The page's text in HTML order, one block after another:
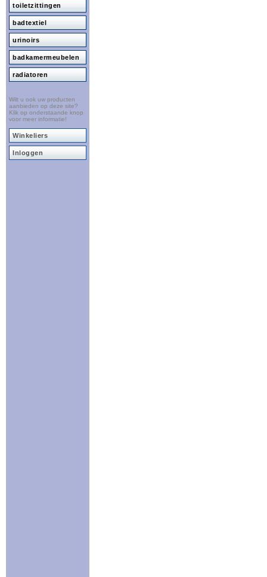
toiletzittingen
badtextiel
urinoirs
badkamermeubelen
radiatoren
Wilt u ook uw producten
aanbieden op deze site?
Klik op onderstaande knop
voor meer informatie!
Winkeliers
Inloggen